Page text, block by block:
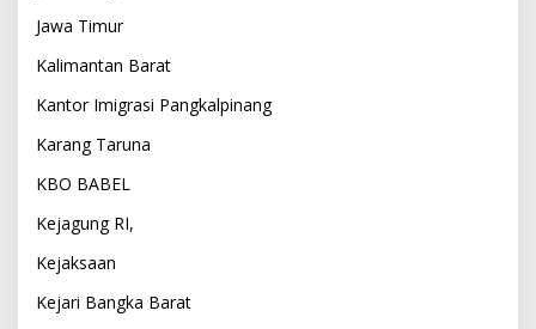
Jawa Timur
Kalimantan Barat
Kantor Imigrasi Pangkalpinang
Karang Taruna
KBO BABEL
Kejagung RI,
Kejaksaan
Kejari Bangka Barat